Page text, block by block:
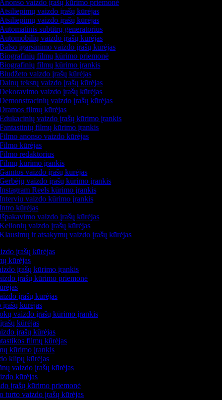
vaizdo įrašų kūrimo priemonė
vaizdo įrašų kūrėjas
vaizdo įrašų kūrėjas
subtitrų generatorius
vaizdo įrašų kūrėjas
įgarsinimo vaizdo įrašų kūrėjas
filmų kūrimo priemonė
filmų kūrimo įrankis
vaizdo įrašų kūrėjas
tekstų vaizdo įrašų kūrėjas
vaizdo įrašų kūrėjas
vaizdo įrašų kūrėjas
filmų kūrėjas
vaizdo įrašų kūrimo įrankis
filmų kūrimo įrankis
anonso vaizdo kūrėjas
kūrėjas
redaktorius
kūrimo įrankis
vaizdo įrašų kūrėjas
vaizdo įrašų kūrimo įrankis
Reels kūrimo įrankis
vaizdo kūrimo įrankis
kūrėjas
vaizdo įrašų kūrėjas
vaizdo įrašų kūrėjas
ir atsakymų vaizdo įrašų kūrėjas
įrašų kūrėjas
kūrėjas
įrašų kūrimo įrankis
įrašų kūrimo priemonė
įrašų kūrėjas
įrašų kūrėjas
vaizdo įrašų kūrimo įrankis
kūrėjas
įrašų kūrėjas
filmų kūrėjas
kūrimo įrankis
klipų kūrėjas
vaizdo įrašų kūrėjas
kūrėjas
įrašų kūrimo priemonė
turto vaizdo įrašų kūrėjas